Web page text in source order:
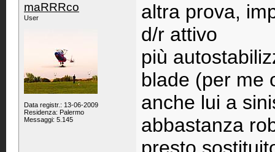
maRRRco
User
Data registr.: 13-06-2009
Residenza: Palermo
Messaggi: 5.145
altra prova,
d/r attivo
più
blade (per me
anche lui a
abbastanza